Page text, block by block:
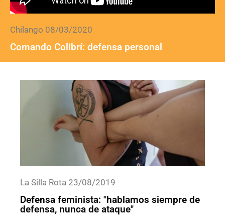
Chilango 08/03/2020
Comando Colibrí: defensa personal
La Silla Rota 23/08/2019
Defensa feminista: "hablamos siempre de
defensa, nunca de ataque"